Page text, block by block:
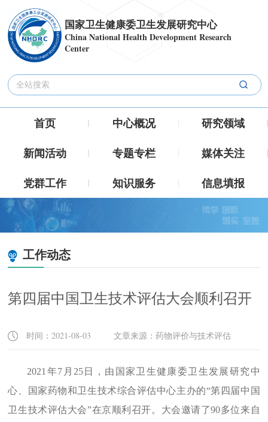
国家卫生健康委卫生发展研究中心
China National Health Development Research
Center
首页 中心概况
研究领域
新闻活动
专题专栏
媒体关注
党群工作
知识服务 信息填报
工作动态
第四届中国卫生技术评估大会顺利召开
时间：2021-08-03 文章来源：药物评价与技术评估
2021 年7 月 25 日 ， 由 国家卫生健康委卫生发展研究中
心、国家药物和卫生技术综合评估中心主办的“第四届中国
卫生技术评估大会”在京顺利 召开。 大会邀请了90多位来自